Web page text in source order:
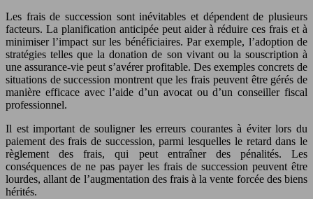
Les frais de succession sont inévitables et dépendent de plusieurs
facteurs. La planification anticipée peut aider à réduire ces frais et à
minimiser l’impact sur les bénéficiaires. Par exemple, l’adoption de
stratégies telles que la donation de son vivant ou la souscription à
une assurance-vie peut s’avérer profitable. Des exemples concrets de
situations de succession montrent que les frais peuvent être gérés de
manière efficace avec l’aide d’un avocat ou d’un conseiller fiscal
professionnel.
Il est important de souligner les erreurs courantes à éviter lors du
paiement des frais de succession, parmi lesquelles le retard dans le
règlement des frais, qui peut entraîner des pénalités. Les
conséquences de ne pas payer les frais de succession peuvent être
lourdes, allant de l’augmentation des frais à la vente forcée des biens
hérités.